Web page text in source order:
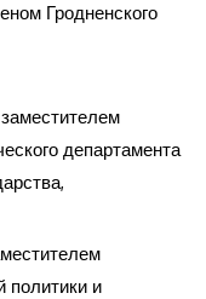
Гродненского
департамента
политики и